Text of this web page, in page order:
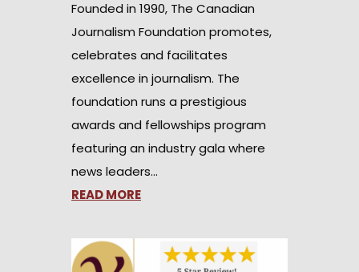
Founded in 1990, The Canadian
Journalism Foundation promotes,
celebrates and facilitates
excellence in journalism. The
foundation runs a prestigious
awards and fellowships program
featuring an industry gala where
news leaders…
READ MORE